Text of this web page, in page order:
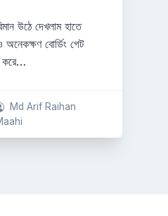
উঠে দেখলাম হাতে
বোর্ডিং গেট
করে…
Md Arif Raihan